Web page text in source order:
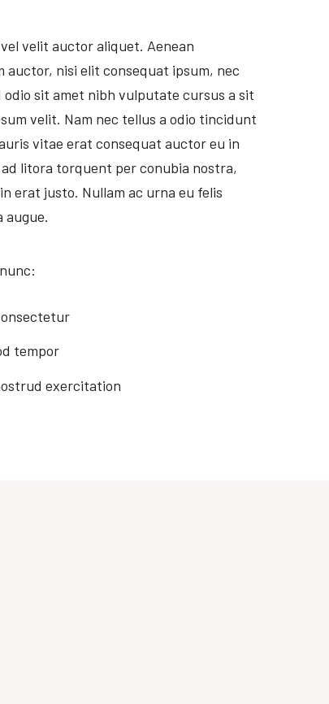
velit auctor aliquet. Aenean
nisi elit consequat ipsum, nec
sit amet nibh vulputate cursus a sit
velit. Nam nec tellus a odio tincidunt
vitae erat consequat auctor eu in
litora torquent per conubia nostra,
erat justo. Nullam ac urna eu felis
augue.
tempor
exercitation